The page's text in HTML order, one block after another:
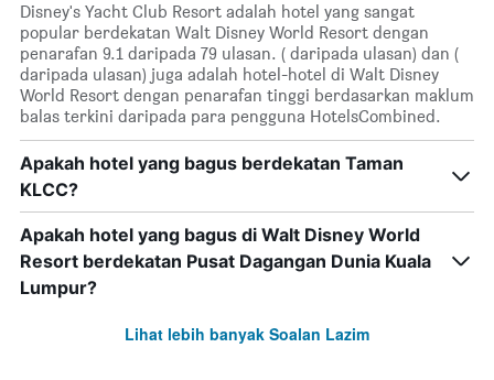
Disney's Yacht Club Resort adalah hotel yang sangat
popular berdekatan Walt Disney World Resort dengan
penarafan 9.1 daripada 79 ulasan. ( daripada ulasan) dan (
daripada ulasan) juga adalah hotel-hotel di Walt Disney
World Resort dengan penarafan tinggi berdasarkan maklum
balas terkini daripada para pengguna HotelsCombined.
Apakah hotel yang bagus berdekatan Taman
KLCC?
Apakah hotel yang bagus di Walt Disney World
Resort berdekatan Pusat Dagangan Dunia Kuala
Lumpur?
Lihat lebih banyak Soalan Lazim